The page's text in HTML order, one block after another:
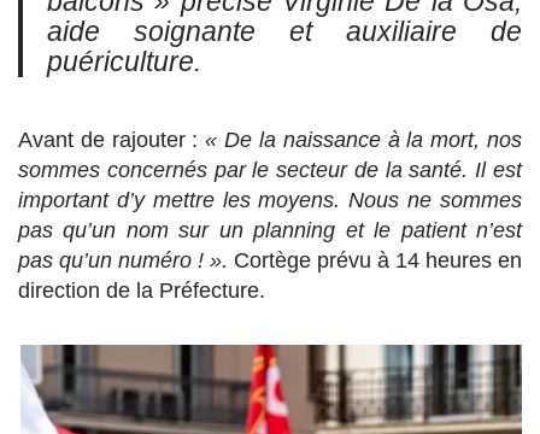
aide soignante et auxiliaire de
puériculture.
Avant de rajouter :« De la naissance à la mort, nos
sommes concernés par le secteur de la santé. Il est
important d’y mettre les moyens. Nous ne sommes
pas qu’un nom sur un planning et le patient n’est
pas qu’un numéro ! ». Cortège prévu à 14 heures en
direction de la Préfecture.